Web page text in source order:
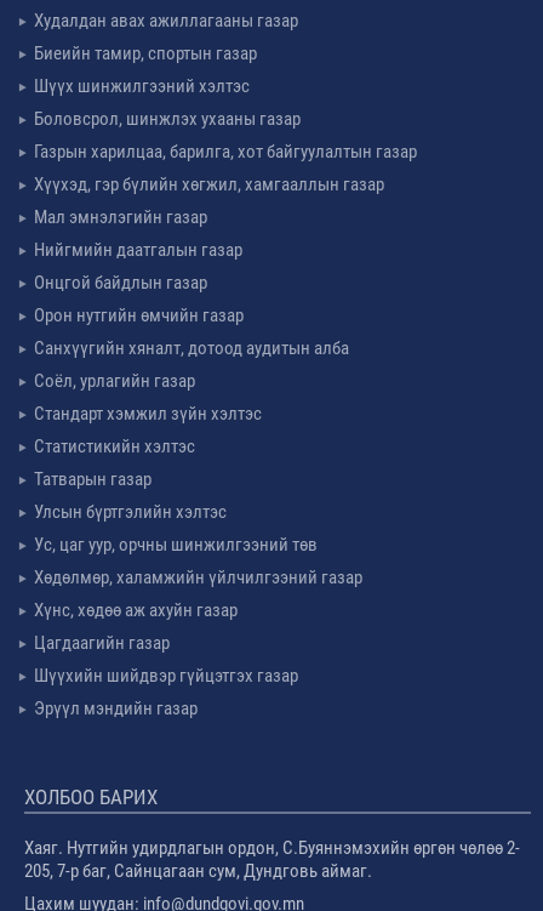
Худалдан авах ажиллагааны газар
Биеийн тамир, спортын газар
Шүүх шинжилгээний хэлтэс
Боловсрол, шинжлэх ухааны газар
Газрын харилцаа, барилга, хот байгуулалтын газар
Хүүхэд, гэр бүлийн хөгжил, хамгааллын газар
Мал эмнэлэгийн газар
Нийгмийн даатгалын газар
Онцгой байдлын газар
Орон нутгийн өмчийн газар
Санхүүгийн хяналт, дотоод аудитын алба
Соёл, урлагийн газар
Стандарт хэмжил зүйн хэлтэс
Статистикийн хэлтэс
Татварын газар
Улсын бүртгэлийн хэлтэс
Ус, цаг уур, орчны шинжилгээний төв
Хөдөлмөр, халамжийн үйлчилгээний газар
Хүнс, хөдөө аж ахуйн газар
Цагдаагийн газар
Шүүхийн шийдвэр гүйцэтгэх газар
Эрүүл мэндийн газар
ХОЛБОО БАРИХ
Хаяг. Нутгийн удирдлагын ордон, С.Буяннэмэхийн өргөн чөлөө 2-
205, 7-р баг, Сайнцагаан сум, Дундговь аймаг.
Цахим шуудан: info@dundgovi.gov.mn